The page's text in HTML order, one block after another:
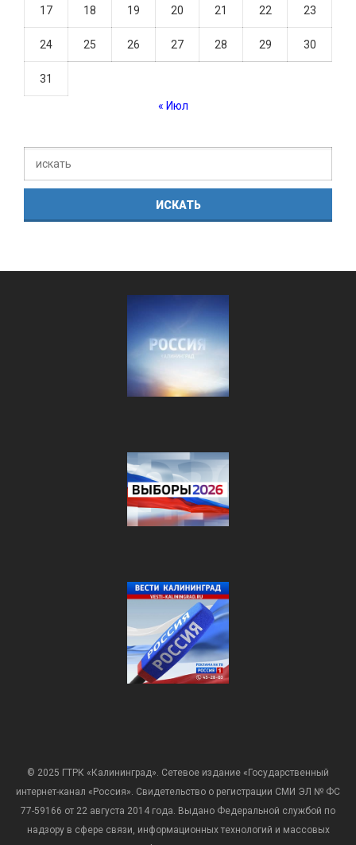
17 18 19 20 21 22 23
24 25 26 27 28 29 30
31
« Июл
© 2025 ГТРК «Калининград». Сетевое издание «Государственный
интернет-канал «Россия». Свидетельство о регистрации СМИ ЭЛ № ФС
77-59166 от 22 августа 2014 года. Выдано Федеральной службой по
надзору в сфере связи, информационных технологий и массовых